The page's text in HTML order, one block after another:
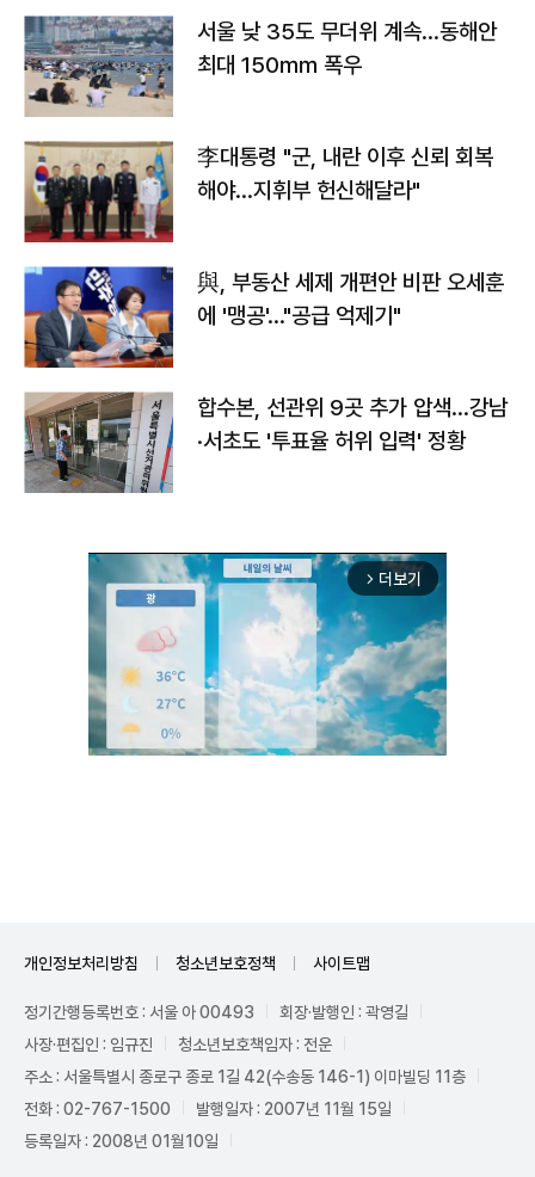
서울 낮 35도 무더위 계속…동해안
최대 150㎜ 폭우
李대통령 "군, 내란 이후 신뢰 회복
해야…지휘부 헌신해달라"
與, 부동산 세제 개편안 비판 오세훈
에 '맹공'…"공급 억제기"
합수본, 선관위 9곳 추가 압색…강남
·서초도 '투표율 허위 입력' 정황
arrow_forward_ios 더보기
개인정보처리방침 청소년보호정책 사이트맵
정기간행등록번호 : 서울 아 00493
회장·발행인 : 곽영길
사장·편집인 : 임규진
청소년보호책임자 : 전운
주소 : 서울특별시 종로구 종로 1길 42(수송동 146-1) 이마빌딩 11층
전화 : 02-767-1500
발행일자 : 2007년 11월 15일
등록일자 : 2008년 01월10일